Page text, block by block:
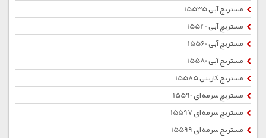
مستربچ آبی 15535
مستربچ آبی 15540
مستربچ آبی 15560
مستربچ آبی 15580
مستربچ کاربنی 15585
مستربچ سرمه ای 15590
مستربچ سرمه ای 15597
مستربچ سرمه ای 15599